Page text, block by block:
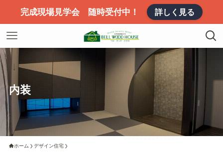
完成現場見学会 随時受付中！ 詳しく見る
内装
ホーム デザイン住宅